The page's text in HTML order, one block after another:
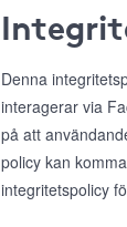
Denna
interagerar via
på att
policy kan
integritetspolicy